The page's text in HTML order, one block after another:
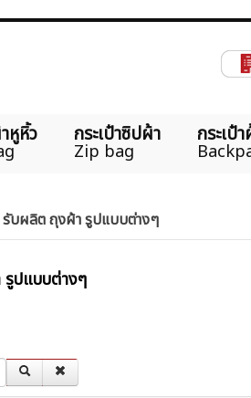
หูหิ้ว กระเป๋าซิปผ้า
Zip bag
กระเป๋
รับผลิต ถุงผ้า รูปแบบต่างๆ
รูปแบบต่างๆ